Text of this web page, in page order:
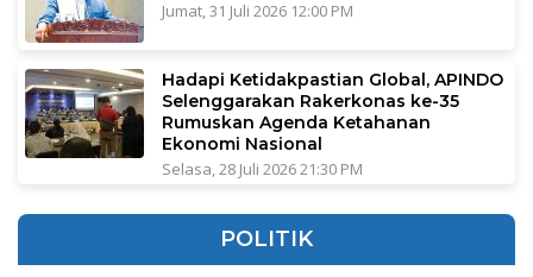
Jumat, 31 Juli 2026 12:00 PM
Hadapi Ketidakpastian Global, APINDO
Selenggarakan Rakerkonas ke-35
Rumuskan Agenda Ketahanan
Ekonomi Nasional
Selasa, 28 Juli 2026 21:30 PM
POLITIK